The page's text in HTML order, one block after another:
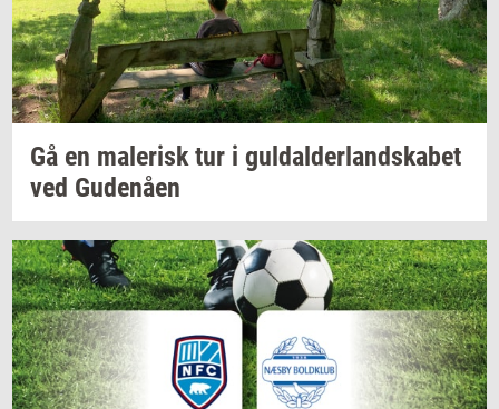
Gå en ma­le­risktur i gul­dal­der­land­ska­bet
ved Gu­denå­en